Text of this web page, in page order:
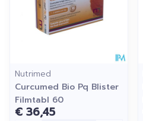
Nutrimed
Curcumed Bio Pq Blister
Filmtabl 60
€ 36,45